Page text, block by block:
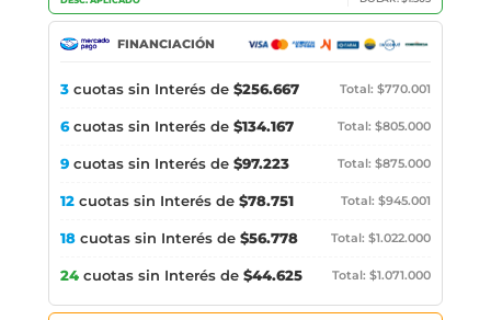
FINANCIACIÓN
3 cuotas sin Interés de $256.667 Total: $770.001
6cuotas sin Interés de $134.167 Total: $805.000
9 cuotas sin Interés de $97.223 Total: $875.000
12 cuotas sin Interés de $78.751 Total: $945.001
18 cuotas sin Interés de $56.778 Total: $1.022.000
24 cuotas sin Interés de $44.625 Total: $1.071.000